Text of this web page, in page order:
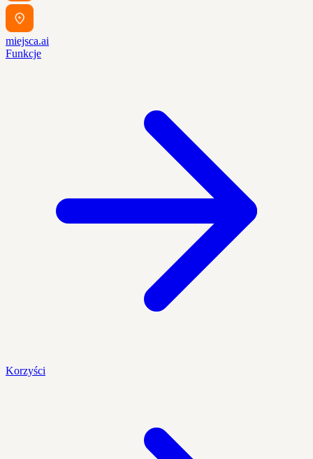
miejsca.ai
Funkcje
Korzyści